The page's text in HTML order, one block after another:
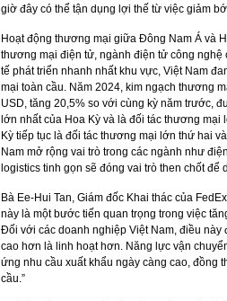
giờ đây có thể tận dụng lợi thế từ việc giảm
Hoạt động thương mại giữa Đông Nam Á và
thương mại điện tử, ngành điện tử công nghệ
tế phát triển nhanh nhất khu vực, Việt Nam
mại toàn cầu. Năm 2024, kim ngạch thương
USD, tăng 20,5% so với cùng kỳ năm trước,
lớn nhất của Hoa Kỳ và là đối tác thương mại
Kỳ tiếp tục là đối tác thương mại lớn thứ hai
Nam mở rộng vai trò trong các ngành như
logistics tinh gọn sẽ đóng vai trò then chốt để
Bà Ee-Hui Tan, Giám đốc Khai thác của
này là một bước tiến quan trọng trong việc
Đối với các doanh nghiệp Việt Nam, điều
cao hơn là linh hoạt hơn. Năng lực vận
ứng nhu cầu xuất khẩu ngày càng cao, đồng
cầu.”